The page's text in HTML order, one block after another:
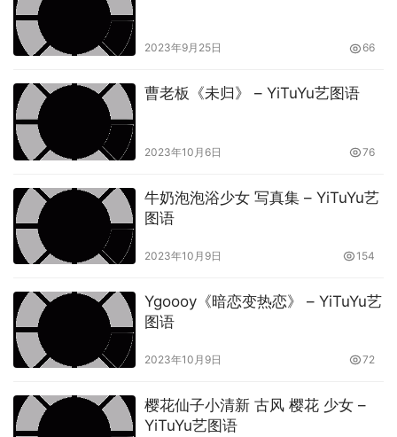
2023年9月25日 66
曹老板《未归》 – YiTuYu艺图语
2023年10月6日 76
牛奶泡泡浴少女 写真集 – YiTuYu艺
图语
2023年10月9日 154
Ygoooy《暗恋变热恋》 – YiTuYu艺
图语
2023年10月9日 72
樱花仙子小清新 古风 樱花 少女 –
YiTuYu艺图语